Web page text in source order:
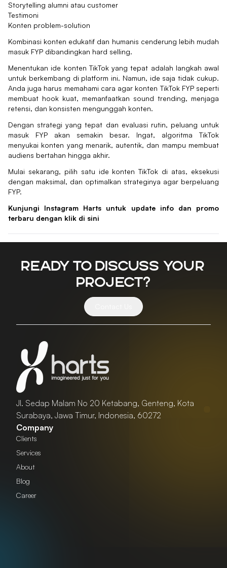
Storytelling alumni atau customer
Testimoni
Konten problem-solution
Kombinasi konten edukatif dan humanis cenderung lebih mudah
masuk FYP dibandingkan hard selling.
Menentukan ide konten TikTok yang tepat adalah langkah awal
untuk berkembang di platform ini. Namun, ide saja tidak cukup.
Anda juga harus memahami cara agar konten TikTok FYP seperti
membuat hook kuat, memanfaatkan sound trending, menjaga
retensi, dan konsisten mengunggah konten.
Dengan strategi yang tepat dan evaluasi rutin, peluang untuk
masuk FYP akan semakin besar. Ingat, algoritma TikTok
menyukai konten yang menarik, autentik, dan mampu membuat
audiens bertahan hingga akhir.
Mulai sekarang, pilih satu ide konten TikTok di atas, eksekusi
dengan maksimal, dan optimalkan strateginya agar berpeluang
FYP.
Kunjungi Instagram Harts untuk update info dan promo
terbaru dengan klik di sini
Ready to discuss your
project?
Jl. Sedap Malam No 20 Ketabang, Genteng, Kota
Surabaya, Jawa Timur, Indonesia, 60272
Company
Clients
Services
About
Blog
Career